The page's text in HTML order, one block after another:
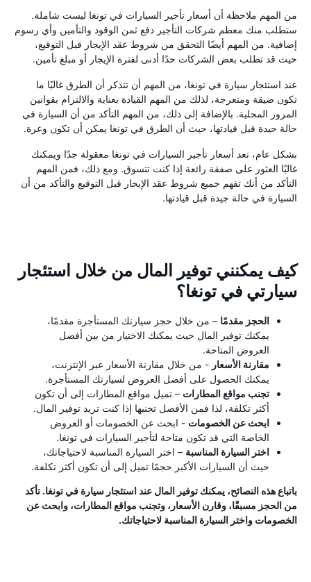
من المهم ملاحظة أن أسعار تأجير السيارات في تونغا ليست شاملة.
ستطلب منك معظم شركات التأجير دفع ثمن الوقود والتأمين وأي رسوم
إضافية. من المهم أيضًا التحقق من شروط عقد الإيجار قبل التوقيع،
حيث قد تطلب بعض الشركات حدًا أدنى لفترة الإيجار أو مبلغ تأمين.
عند استئجار سيارة في تونغا، من المهم أن تتذكر أن الطرق غالبًا ما
تكون ضيقة ومتعرجة، لذلك من المهم القيادة بعناية والالتزام بقوانين
المرور المحلية. بالإضافة إلى ذلك، من المهم التأكد من أن السيارة في
حالة جيدة قبل قيادتها، حيث أن الطرق في تونغا يمكن أن تكون وعرة.
بشكل عام، تعد أسعار تأجير السيارات في تونغا معقولة جدًا ويمكنك
غالبًا العثور على صفقة رائعة إذا كنت تتسوق. ومع ذلك، فمن المهم
التأكد من أنك تفهم جميع شروط عقد الإيجار قبل التوقيع والتأكد من أن
السيارة في حالة جيدة قبل قيادتها.
كيف يمكنني توفير المال من خلال استئجار
سيارتي في تونغا؟
الحجز مقدمًا – من خلال حجز سيارتك المستأجرة مقدمًا،
يمكنك توفير المال حيث يمكنك الاختيار من بين أفضل
العروض المتاحة.
مقارنة الأسعار - من خلال مقارنة الأسعار عبر الإنترنت،
يمكنك الحصول على أفضل العروض لسيارتك المستأجرة.
تجنب مواقع المطارات – تميل مواقع المطارات إلى أن تكون
أكثر تكلفة، لذا فمن الأفضل تجنبها إذا كنت تريد توفير المال.
ابحث عن الخصومات - ابحث عن الخصومات أو العروض
الخاصة التي قد تكون متاحة لتأجير السيارات في تونغا.
اختر السيارة المناسبة – اختر السيارة المناسبة لاحتياجاتك،
حيث أن السيارات الأكبر حجمًا تميل إلى أن تكون أكثر تكلفة.
باتباع هذه النصائح، يمكنك توفير المال عند استئجار سيارة في تونغا. تأكد
من الحجز مسبقًا، وقارن الأسعار، وتجنب مواقع المطارات، وابحث عن
الخصومات واختر السيارة المناسبة لاحتياجاتك.